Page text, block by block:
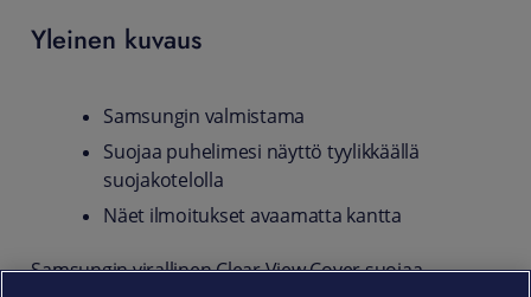
Yleinen kuvaus
Samsungin valmistama
Suojaa puhelimesi näyttö tyylikkäällä
suojakotelolla
Näet ilmoitukset avaamatta kantta
Samsungin virallinen Clear View Cover suojaa